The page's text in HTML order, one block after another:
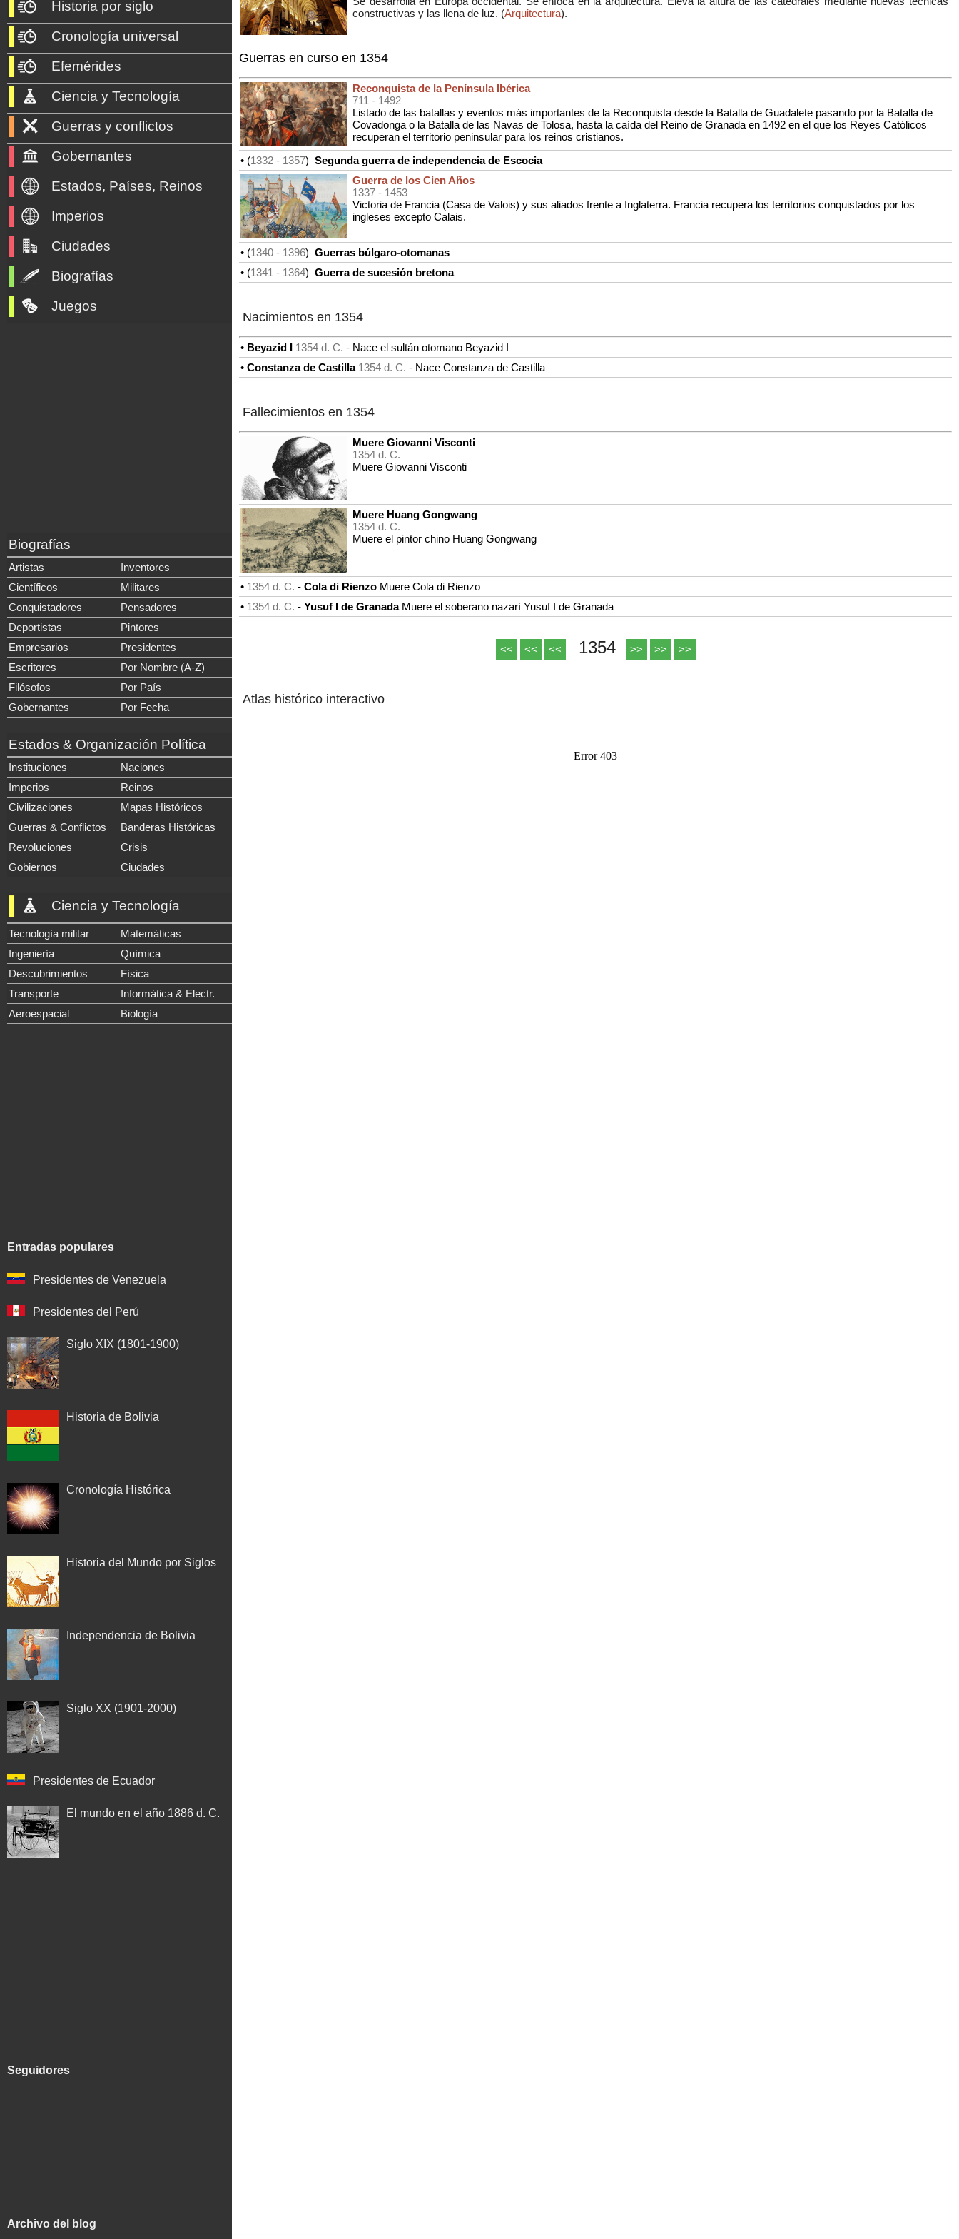
constructivas y las llena de luz. (Arquitectura).
Guerras en curso en 1354
Reconquista de la Península Ibérica
711 - 1492
Listado de las batallas y eventos más importantes de la Reconquista desde la Batalla de Guadalete pasando por la Batalla de
Covadonga o la Batalla de las Navas de Tolosa, hasta la caída del Reino de Granada en 1492 en el que los Reyes Católicos
recuperan el territorio peninsular para los reinos cristianos.
• (1332 - 1357) Segunda guerra de independencia de Escocia
Guerra de los Cien Años
1337 - 1453
Victoria de Francia (Casa de Valois) y sus aliados frente a Inglaterra. Francia recupera los territorios conquistados por los
ingleses excepto Calais.
• (1340 - 1396) Guerras búlgaro-otomanas
• (1341 - 1364) Guerra de sucesión bretona
Nacimientos en 1354
• Beyazid I 1354 d. C. - Nace el sultán otomano Beyazid I
• Constanza de Castilla 1354 d. C. - Nace Constanza de Castilla
Fallecimientos en 1354
Muere Giovanni Visconti
1354 d. C.
Muere Giovanni Visconti
Muere Huang Gongwang
1354 d. C.
Muere el pintor chino Huang Gongwang
• 1354 d. C. - Cola di Rienzo Muere Cola di Rienzo
• 1354 d. C. - Yusuf I de GranadaMuere el soberano nazarí Yusuf I de Granada
<< << << 1354 >> >> >>
Atlas histórico interactivo
Historia por siglo
Cronología universal
Efemérides
Ciencia y Tecnología
Guerras y conflictos
Gobernantes
Estados, Países, Reinos
Imperios
Ciudades
Biografías
Juegos
Biografías
Artistas
Inventores
Científicos
Militares
Conquistadores
Pensadores
Deportistas
Pintores
Empresarios
Presidentes
Escritores
Por Nombre (A-Z)
Filósofos
Por País
Gobernantes
Por Fecha
Estados & Organización Política
Instituciones
Naciones
Imperios
Reinos
Civilizaciones
Mapas Históricos
Guerras & Conflictos
Banderas Históricas
Revoluciones
Crisis
Gobiernos
Ciudades
Ciencia y Tecnología
Tecnología militar
Matemáticas
Ingeniería
Química
Descubrimientos
Física
Transporte
Informática & Electr.
Aeroespacial
Biología
Entradas populares
Presidentes de Venezuela
Presidentes del Perú
Siglo XIX (1801-1900)
Historia de Bolivia
Cronología Histórica
Historia del Mundo por Siglos
Independencia de Bolivia
Siglo XX (1901-2000)
Presidentes de Ecuador
El mundo en el año 1886 d. C.
Seguidores
Archivo del blog